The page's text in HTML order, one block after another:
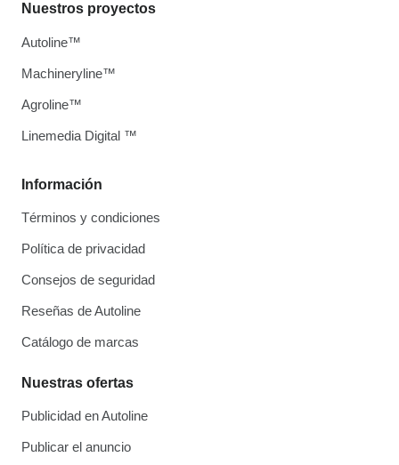
Información
Términos y condiciones
Política de privacidad
Consejos de seguridad
Reseñas de Autoline
Catálogo de marcas
Nuestras ofertas
Publicidad en Autoline
Publicar el anuncio
Nuestros proyectos
Autoline™
Machineryline™
Agroline™
Linemedia Digital ™